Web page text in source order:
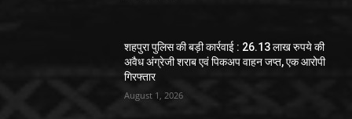
शहपुरा पुलिस की बड़ी कार्रवाई : 26.13 लाख रुपये की
अवैध अंग्रेजी शराब एवं पिकअप वाहन जप्त, एक आरोपी
गिरफ्तार
August 1, 2026